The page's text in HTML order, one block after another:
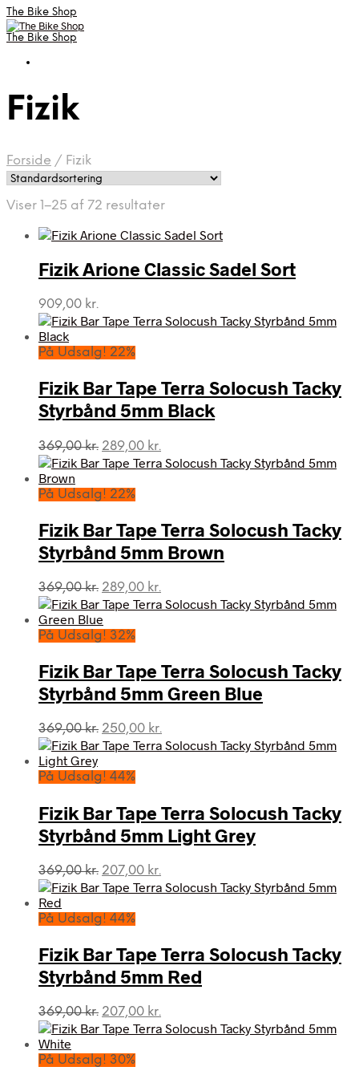
The Bike Shop
The Bike Shop
Fizik
Forside / Fizik
Viser 1–25 af 72 resultater
Fizik Arione Classic Sadel Sort
909,00 kr.
På Udsalg! 22%
Fizik Bar Tape Terra Solocush Tacky
Styrbånd 5mm Black
369,00kr. Den
oprindelige
var:
289,00 kr.
aktuelle
På Udsalg! 22%
Fizik Bar Tape Terra Solocush Tacky
Styrbånd 5mm Brown
369,00kr. Den
oprindelige
pris
var:
289,00 kr.
aktuelle
På Udsalg! 32%
Fizik Bar Tape Terra Solocush Tacky
Styrbånd 5mm Green Blue
369,00kr. Den
oprindelige
var:
250,00 kr.
aktuelle
På Udsalg! 44%
Fizik Bar Tape Terra Solocush Tacky
Styrbånd 5mm Light Grey
369,00kr. Den
oprindelige
var:
207,00 kr.
aktuelle
På Udsalg! 44%
Fizik Bar Tape Terra Solocush Tacky
Styrbånd 5mm Red
369,00kr. Den
oprindelige
var:
207,00 kr.
aktuelle
På Udsalg! 30%